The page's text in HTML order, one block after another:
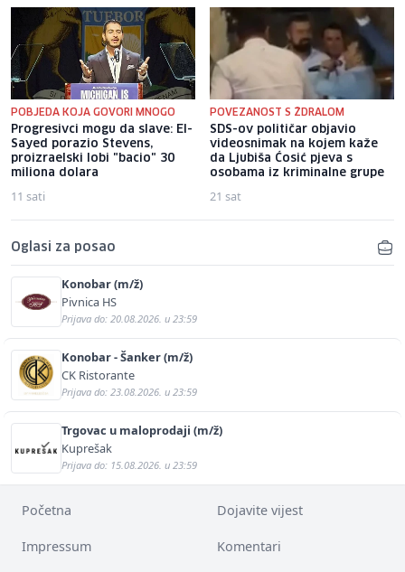
POBJEDA KOJA GOVORI MNOGO
Progresivci mogu da slave: El-
Sayed porazio Stevens,
proizraelski lobi "bacio" 30
miliona dolara
11 sati
POVEZANOST S ŽDRALOM
SDS-ov političar objavio
videosnimak na kojem kaže
da Ljubiša Ćosić pjeva s
osobama iz kriminalne grupe
21 sat
Oglasi za posao
Konobar (m/ž)
Pivnica HS
Prijava do: 20.08.2026. u 23:59
Konobar - Šanker (m/ž)
CK Ristorante
Prijava do: 23.08.2026. u 23:59
Trgovac u maloprodaji (m/ž)
Kuprešak
Prijava do: 15.08.2026. u 23:59
Početna Dojavite vijest
Impressum Komentari